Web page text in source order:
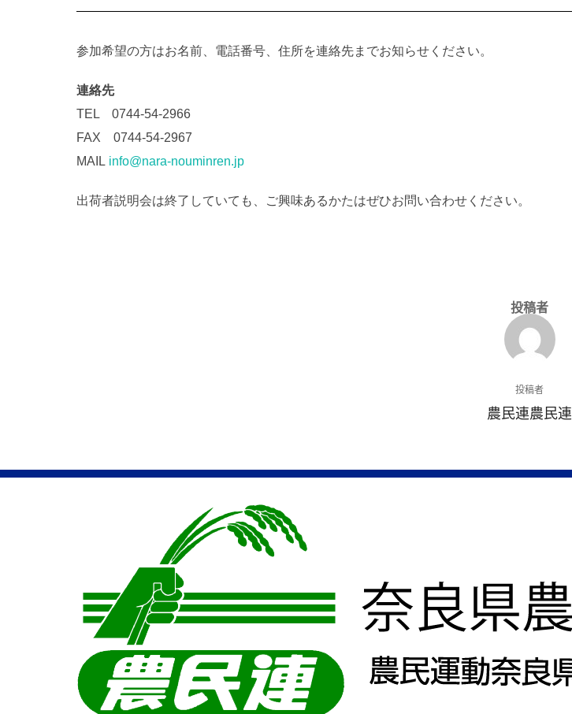
参加希望の方はお名前、電話番号、住所を連絡先までお知らせください。
連絡先
TEL 0744-54-2966
FAX 0744-54-2967
MAIL info@nara-nouminren.jp
出荷者説明会は終了していても、ご興味あるかたはぜひお問い合わせください。
投稿者
投稿者
農民連農民連